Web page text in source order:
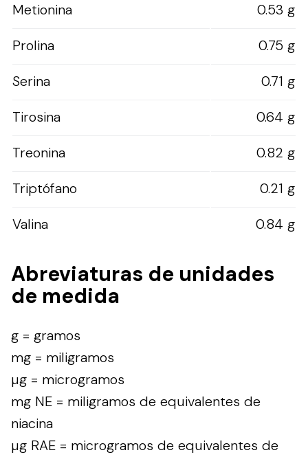
Metionina
0.53 g
Prolina
0.75 g
Serina
0.71 g
Tirosina
0.64 g
Treonina
0.82 g
Triptófano
0.21 g
Valina
0.84 g
Abreviaturas de unidades
de medida
g = gramos
mg = miligramos
µg = microgramos
mg NE = miligramos de equivalentes de
niacina
µg RAE = microgramos de equivalentes de